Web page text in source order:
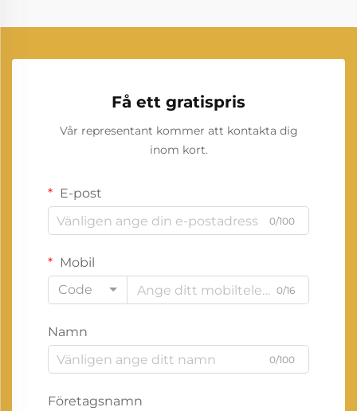
Få ett gratispris
Vår representant kommer att kontakta dig
inom kort.
E-post
0/100
Mobil
Code
0/16
Namn
0/100
Företagsnamn